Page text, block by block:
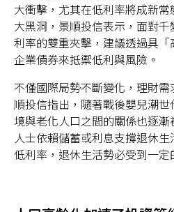
服務中心
永續專區
關於景順
大衝擊，尤其在低利率將成新
大黑洞，景順投信表示，面對
利率的雙重夾擊，建議透過具
企業債券來抵禦低利與風險。
不僅國際局勢不斷變化，理財
順投信指出，隨著戰後嬰兒潮
境與老化人口之間的關係也逐
人士依賴儲蓄或利息支撐退休
低利率，退休生活勢必受到一定